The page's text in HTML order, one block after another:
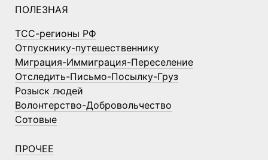
ПОЛЕЗНАЯ
ТСС-регионы РФ
Отпускнику-путешественнику
Миграция-Иммиграция-Переселение
Отследить-Письмо-Посылку-Груз
Розыск людей
Волонтерство-Добровольчество
Сотовые
ПРОЧЕЕ